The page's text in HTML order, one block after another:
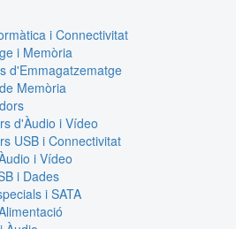
i Connectivitat
i Memòria
d'Emmagatzematge
Memòria
d'Àudio i Vídeo
USB i Connectivitat
i Vídeo
i Dades
i SATA